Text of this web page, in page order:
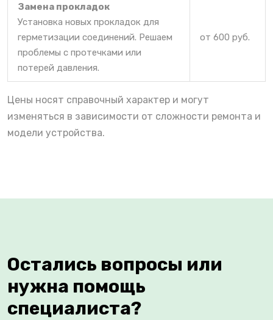
Замена прокладок
Установка новых прокладок для
герметизации соединений. Решаем
проблемы с протечками или
потерей давления.
от 600 руб.
Цены носят справочный характер и могут
изменяться в зависимости от сложности ремонта и
модели устройства.
Остались вопросы или
нужна помощь
специалиста?